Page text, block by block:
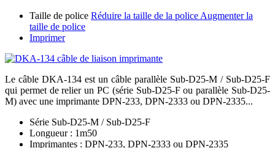
Taille de police Réduire la taille de la police Augmenter la
taille de police
Imprimer
Le câble DKA-134 est un câble parallèle Sub-D25-M / Sub-D25-F
qui permet de relier un PC (série Sub-D25-F ou parallèle Sub-D25-
M) avec une imprimante DPN-233, DPN-2333 ou DPN-2335...
Série Sub-D25-M / Sub-D25-F
Longueur : 1m50
Imprimantes : DPN-233, DPN-2333 ou DPN-2335